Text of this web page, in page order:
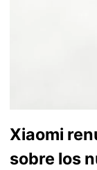
Xiaomi
sobre los